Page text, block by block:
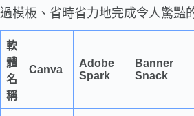
過模板、省時省力地完成令人驚豔
軟
體
名
稱
Canva
Adobe
Spark
Banner
Snack